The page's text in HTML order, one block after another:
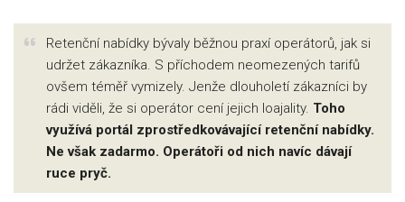
Retenční nabídky bývaly běžnou praxí operátorů, jak si
udržet zákazníka. S příchodem neomezených tarifů
ovšem téměř vymizely. Jenže dlouholetí zákazníci by
rádi viděli, že si operátor cení jejich loajality. Toho
využívá portál zprostředkovávající retenční nabídky.
Ne však zadarmo. Operátoři od nich navíc dávají
ruce pryč.